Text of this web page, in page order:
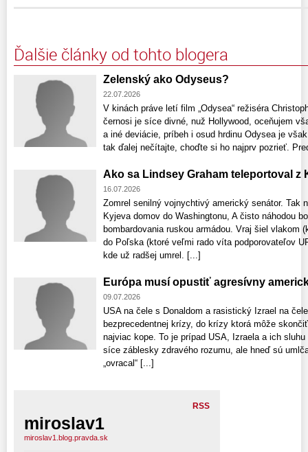
Ďalšie články od tohto blogera
Zelenský ako Odyseus?
22.07.2026
V kinách práve letí film „Odysea“ režiséra
černosi je síce divné, nuž Hollywood, oceňujem
a iné deviácie, príbeh i osud hrdinu Odysea je
tak ďalej nečítajte, choďte si ho najprv pozrieť.
Ako sa Lindsey Graham teleportoval z
16.07.2026
Zomrel senilný vojnychtivý americký senátor. Tak
Kyjeva domov do Washingtonu, A čisto náhodou
bombardovania ruskou armádou. Vraj šiel vlakom
do Poľska (ktoré veľmi rado víta podporovateľov
kde už radšej umrel. [...]
Európa musí opustiť agresívny
09.07.2026
USA na čele s Donaldom a rasistický Izrael na
bezprecedentnej krízy, do krízy ktorá môže
najviac kope. To je prípad USA, Izraela a ich
síce záblesky zdravého rozumu, ale hneď sú
„ovracal“ [...]
RSS
miroslav1
miroslav1.blog.pravda.sk